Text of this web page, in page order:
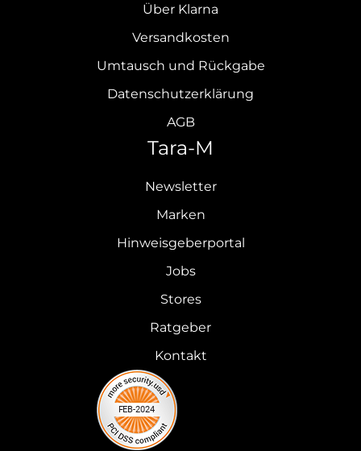
Über Klarna
Versandkosten
Umtausch und Rückgabe
Datenschutzerklärung
AGB
Tara-M
Newsletter
Marken
Hinweisgeberportal
Jobs
Stores
Ratgeber
Kontakt